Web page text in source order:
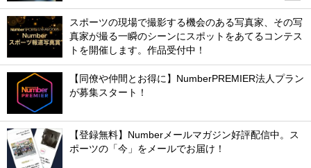
スポーツの現場で撮影する機会のある写真家、その写
真家が撮る一瞬のシーンにスポットをあてるコンテス
トを開催します。作品受付中！
【同僚や仲間とお得に】NumberPREMIER法人プラン
が募集スタート！
【登録無料】Numberメールマガジン好評配信中。ス
ポーツの「今」をメールでお届け！